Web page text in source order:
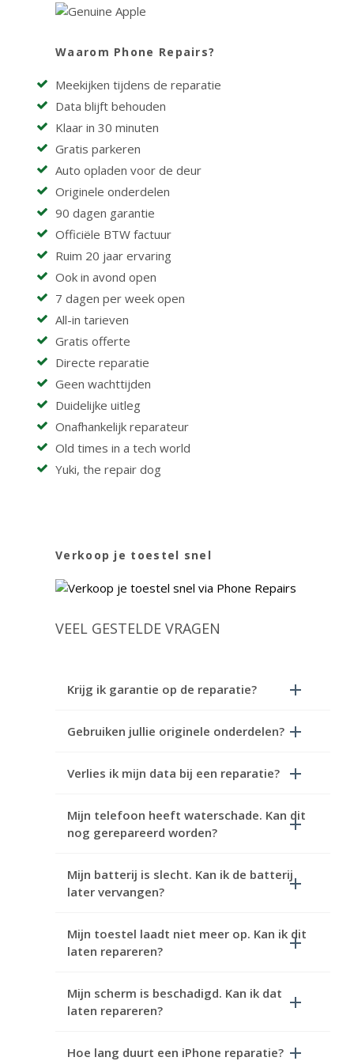
Waarom Phone Repairs?
Meekijken tijdens de reparatie
Data blijft behouden
Klaar in 30 minuten
Gratis parkeren
Auto opladen voor de deur
Originele onderdelen
90 dagen garantie
Officiële BTW factuur
Ruim 20 jaar ervaring
Ook in avond open
7 dagen per week open
All-in tarieven
Gratis offerte
Directe reparatie
Geen wachttijden
Duidelijke uitleg
Onafhankelijk reparateur
Old times in a tech world
Yuki, the repair dog
Verkoop je toestel snel
VEEL GESTELDE VRAGEN
Krijg ik garantie op de reparatie?
Gebruiken jullie originele onderdelen?
Verlies ik mijn data bij een reparatie?
Mijn telefoon heeft waterschade. Kan dit
nog gerepareerd worden?
Mijn batterij is slecht. Kan ik de batterij
later vervangen?
Mijn toestel laadt niet meer op. Kan ik dit
laten repareren?
Mijn scherm is beschadigd. Kan ik dat
laten repareren?
Hoe lang duurt een iPhone reparatie?